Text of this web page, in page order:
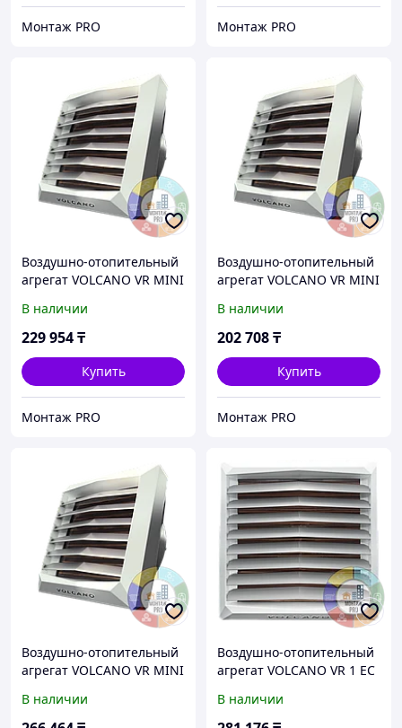
Монтаж PRO Монтаж PRO
Воздушно-отопительный
агрегат VOLCANO VR MINI
В наличии
229 954₸
Купить
Монтаж PRO
Воздушно-отопительный
агрегат VOLCANO VR MINI
В наличии
202 708₸
Купить
Монтаж PRO
Воздушно-отопительный
агрегат VOLCANO VR MINI
В наличии
Воздушно-отопительный
агрегат VOLCANO VR 1 EC
В наличии